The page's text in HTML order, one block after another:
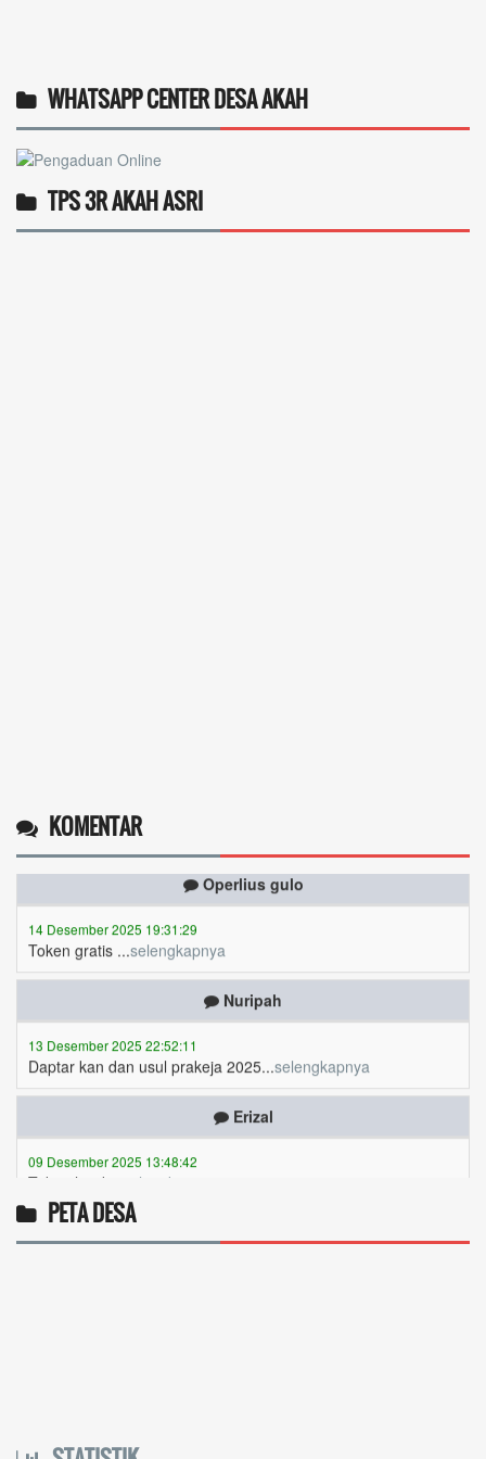
WHATSAPP CENTER DESA AKAH
TPS 3R AKAH ASRI
KOMENTAR
14 Desember 2025 19:31:29
Token gratis ...selengkapnya
Nuripah
Daptar kan dan usul prakeja 2025...selengkapnya
Erizal
Token listrik...selengkapnya
PETA DESA